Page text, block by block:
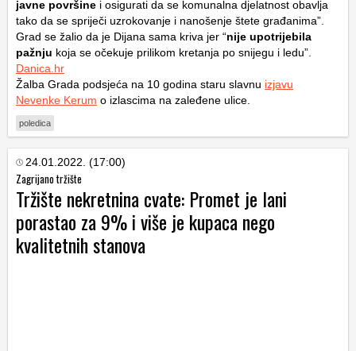
javne površine i osigurati da se komunalna djelatnost obavlja
tako da se spriječi uzrokovanje i nanošenje štete građanima”.
Grad se žalio da je Dijana sama kriva jer “nije upotrijebila
pažnju koja se očekuje prilikom kretanja po snijegu i ledu”.
Danica.hr
Žalba Grada podsjeća na 10 godina staru slavnu izjavu
Nevenke Kerum o izlascima na zaleđene ulice.
poledica
24.01.2022. (17:00)
Zagrijano tržište
Tržište nekretnina cvate: Promet je lani
porastao za 9% i više je kupaca nego
kvalitetnih stanova